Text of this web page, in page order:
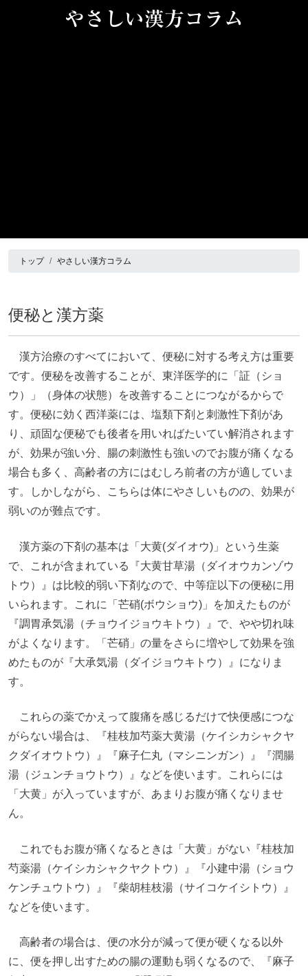
やさしい漢方コラム
トップ やさしい漢方コラム
便秘と漢方薬
漢方治療のすべてにおいて、便秘に対する考え方は重要
です。便秘を改善することが、東洋医学的に「証（ショ
ウ）」（身体の状態）を改善することにつながるからで
す。便秘に効く西洋薬には、塩類下剤と刺激性下剤があ
り、頑固な便秘でも後者を用いればたいてい解消されます
が、効果が強い分、腸の刺激性も強いのでお腹が痛くなる
場合も多く、高齢者の方にはむしろ前者の方が適していま
す。しかしながら、こちらは体にやさしいものの、効果が
弱いのが難点です。
漢方薬の下剤の基本は「大黄(ダイオウ)」という生薬
で、これが含まれている『大黄甘草湯（ダイオウカンゾウ
トウ）』は比較的弱い下剤なので、中等症以下の便秘に用
いられます。これに「芒硝(ボウショウ)」を加えたものが
『調胃承気湯（チョウイジョウキトウ）』で、やや切れ味
がよくなります。「芒硝」の量をさらに増やして効果を強
めたものが『大承気湯（ダイジョウキトウ）』になりま
す。
これらの薬でかえって腹痛を感じるだけで快便感につな
がらない場合は、『桂枝加芍薬大黄湯（ケイシカシャクヤ
クダイオウトウ）』『麻子仁丸（マシニンガン）』『潤腸
湯（ジュンチョウトウ）』などを使います。これらには
「大黄」が入っていますが、あまりお腹が痛くなりませ
ん。
これでもお腹が痛くなるときは「大黄」がない『桂枝加
芍薬湯（ケイシカシャクヤクトウ）』『小建中湯（ショウ
ケンチュウトウ）』『柴胡桂枝湯（サイコケイシトウ）』
などを使います。
高齢者の場合は、便の水分が減って便が硬くなる以外
に、便を押し出すための腸の運動も弱くなるので、『麻子